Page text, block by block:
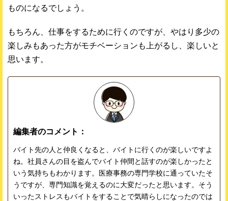
ものになるでしょう。
もちろん、仕事をするために行くのですが、やはり多少の
楽しみもあった方がモチベーションも上がるし、楽しいと
思います。
編集者のコメント：
バイト先の人と仲良くなると、バイトに行くのが楽しいですよ
ね。社員さんの目を盗んでバイト仲間と話すのが楽しかったと
いう気持ちもわかります。医療事務の専門学校に通っていたそ
うですが、専門知識を覚えるのに大変だったと思います。そう
いったストレスもバイトをすることで気晴らしになったのでは